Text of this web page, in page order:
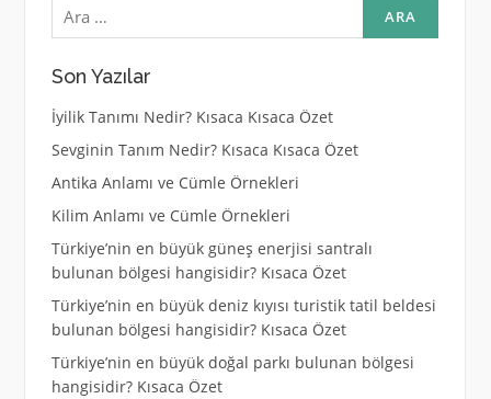
Son Yazılar
İyilik Tanımı Nedir? Kısaca Kısaca Özet
Sevginin Tanım Nedir? Kısaca Kısaca Özet
Antika Anlamı ve Cümle Örnekleri
Kilim Anlamı ve Cümle Örnekleri
Türkiye’nin en büyük güneş enerjisi santralı
bulunan bölgesi hangisidir? Kısaca Özet
Türkiye’nin en büyük deniz kıyısı turistik tatil beldesi
bulunan bölgesi hangisidir? Kısaca Özet
Türkiye’nin en büyük doğal parkı bulunan bölgesi
hangisidir? Kısaca Özet